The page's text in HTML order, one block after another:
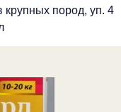
крупных пород, уп. 4